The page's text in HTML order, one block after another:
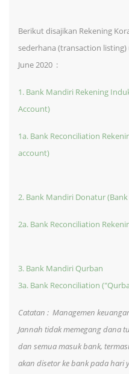
Berikut disajikan Rekening
sederhana (transaction
June 2020 :
1. Bank Mandiri Rekening
Account)
1a. Bank Reconciliation
account)
2. Bank Mandiri Donatur
2a. Bank Reconciliation
3. Bank Mandiri Qurban
3a. Bank Reconciliation
Catatan : Managemen
Jannah tidak memegang dana
dan semua masuk bank,
akan disetor ke bank pada hari